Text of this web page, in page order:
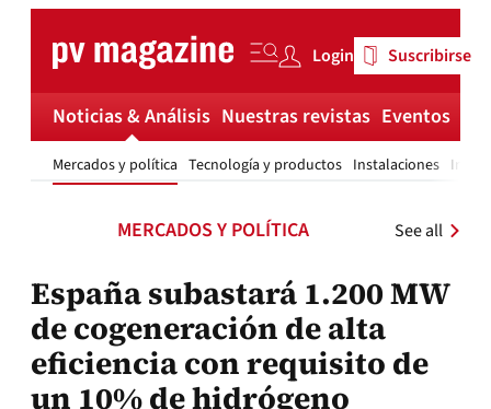
content
Login Suscribirse
Noticias & Análisis
Mercados y política Tecnología y productos Instalaciones
Nuestras revistas Eventos
MERCADOS Y POLÍTICA See all
España subastará 1.200 MW
de cogeneración de alta
eficiencia con requisito de
un 10% de hidrógeno